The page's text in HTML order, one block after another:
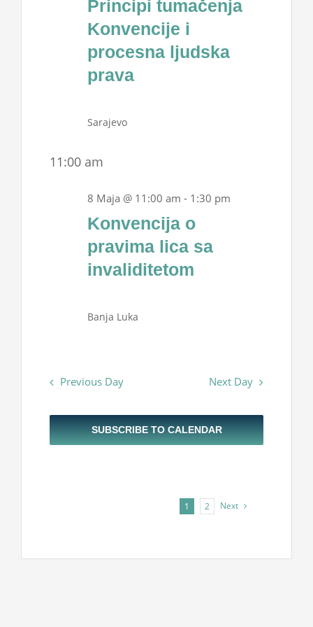
Projekti
Novosti
2026
Principi tumačenja
Konvencije i
procesna ljudska
prava
Sarajevo
11:00 am
Konvencija o
pravima lica sa
invaliditetom
8 Maja @ 11:00 am - 1:30 pm
Banja Luka
Previous Day Next Day
SUBSCRIBE TO CALENDAR
1 2 Next